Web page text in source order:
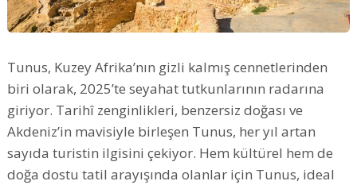
Tunus, Kuzey Afrika’nın gizli kalmış cennetlerinden
biri olarak, 2025’te seyahat tutkunlarının radarına
giriyor. Tarihî zenginlikleri, benzersiz doğası ve
Akdeniz’in mavisiyle birleşen Tunus, her yıl artan
sayıda turistin ilgisini çekiyor. Hem kültürel hem de
doğa dostu tatil arayışında olanlar için Tunus, ideal